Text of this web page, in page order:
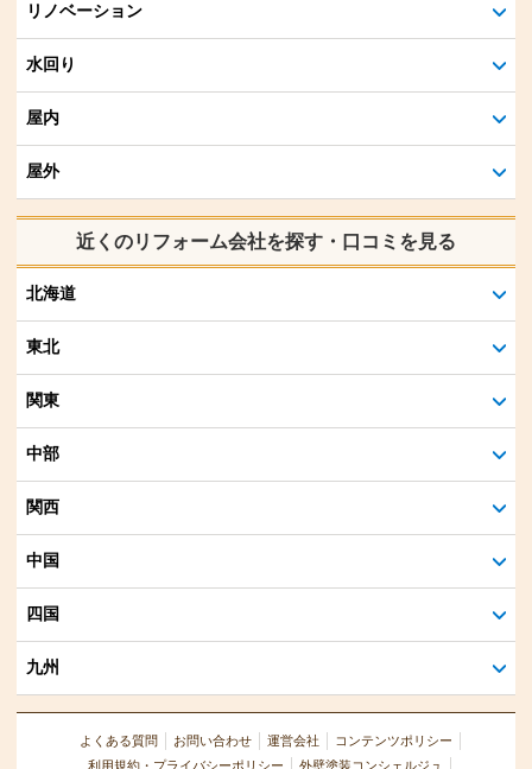
リノベーション
水回り
屋内
屋外
近くのリフォーム会社を探す・口コミを見る
北海道
東北
関東
中部
関西
中国
四国
九州
よくある質問 お問い合わせ 運営会社
コンテンツポリシー
利用規約・プライバシーポリシー
外壁塗装コンシェルジュ